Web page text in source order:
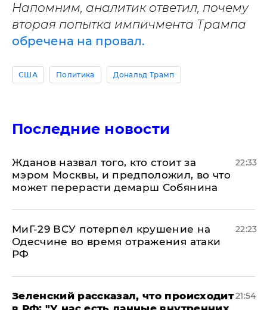
Напомним, аналитик ответил, почему
вторая попытка импичмента Трампа
обречена на провал.
США Политика Дональд Трамп
Последние новости
Жданов назвал того, кто стоит за
мэром Москвы, и предположил, во что
может перерасти демарш Собянина
22:33
МиГ-29 ВСУ потерпел крушение на
Одесчине во время отражения атаки
РФ
22:23
​Зеленский рассказал, что происходит21:54